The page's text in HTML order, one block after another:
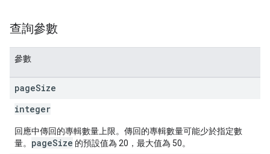
查詢參數
參數
pageSize
integer
回應中傳回的專輯數量上限。傳回的專輯數量可能少於指定數
量。 pageSize 的預設值為 20，最大值為 50。